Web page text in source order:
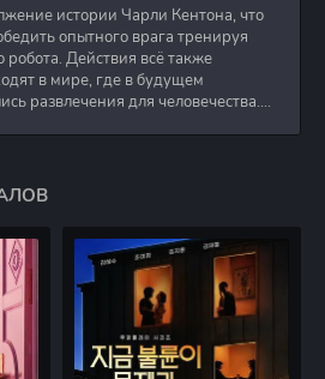
истории Чарли Кентона, что
опытного врага тренируя
робота. Действия всё также
в мире, где в будущем
развлечения для человечества.